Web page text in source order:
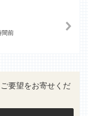
間前
要望をお寄せくだ